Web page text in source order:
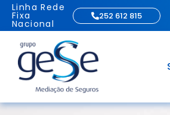
Linha Rede
Fixa
Nacional
252 612 815